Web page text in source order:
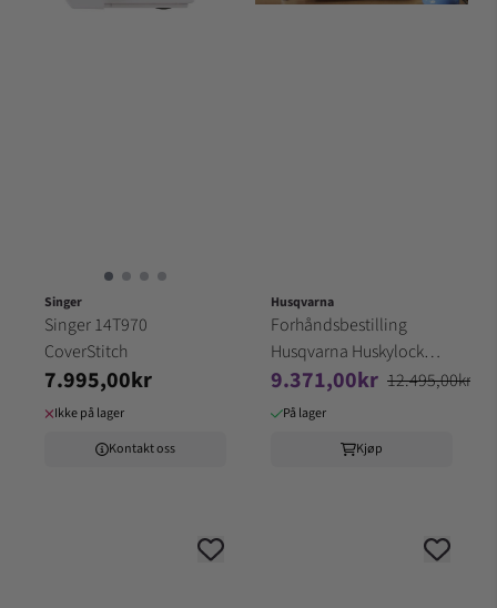
Singer
Singer 14T970
CoverStitch
7.995,00kr
Ikke på lager
Kontakt oss
Husqvarna
Forhåndsbestilling
Husqvarna Huskylock
S21 overlock
9.371,00kr 12.495,00kr
På lager
Kjøp